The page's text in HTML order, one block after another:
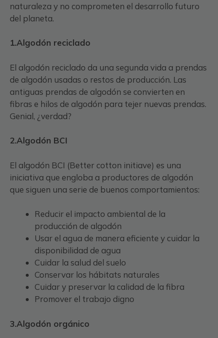
naturaleza y no comprometen el desarrollo futuro
del planeta.
1.Algodón reciclado
El algodón reciclado da una segunda vida a prendas
de algodón usadas o restos de producción. Las
antiguas prendas de algodón se convierten en
fibras e hilos de algodón para tejer nuevas prendas.
Genial, ¿verdad?
2.Algodón BCI
El algodón BCI (Better cotton initiave) es una
iniciativa que engloba a productores de algodón
que siguen una serie de buenos comportamientos:
Reducir el impacto ambiental de la
producción de algodón
Usar el agua de manera eficiente y cuidar la
disponibilidad de agua
Cuidar la salud del suelo
Conservar los hábitats naturales
Cuidar y preservar la calidad de la fibra
Promover el trabajo digno
3.Algodón orgánico